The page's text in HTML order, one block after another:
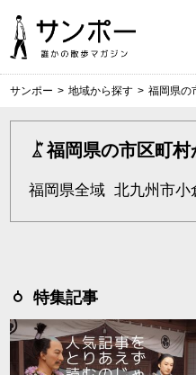
サンポー > 地域から探す > 福岡県の
福岡県の市区町村
福岡県全域 北九州市小
特集記事